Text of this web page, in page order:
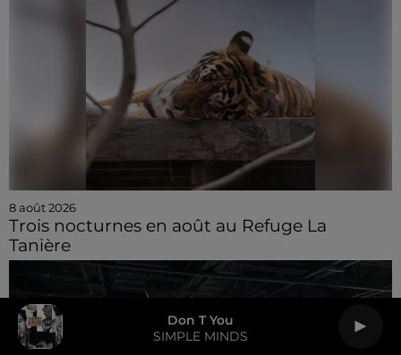
Don T You
SIMPLE MINDS
8 août 2026
Trois nocturnes en août au Refuge La
Tanière